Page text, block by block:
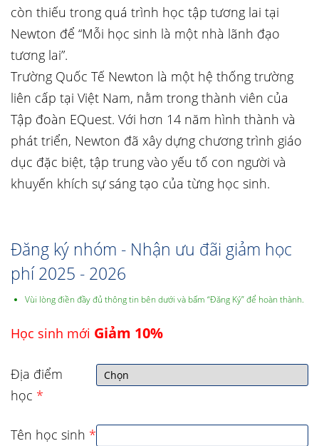
còn thiếu trong quá trình học tập tương lai tại
Newton để “Mỗi học sinh là một nhà lãnh đạo
tương lai”.
Trường Quốc Tế Newton là một hệ thống trường
liên cấp tại Việt Nam, nằm trong thành viên của
Tập đoàn EQuest. Với hơn 14 năm hình thành và
phát triển, Newton đã xây dựng chương trình giáo
dục đặc biệt, tập trung vào yếu tố con người và
khuyến khích sự sáng tạo của từng học sinh.
Đăng ký nhóm - Nhận ưu đãi giảm học
phí 2025 - 2026
Vùi lòng điền đầy đủ thông tin bên dưới và bấm “Đăng Ký” để hoàn thành.
Học sinh mới Giảm 10%
Địa điểm
học *
Tên học sinh *